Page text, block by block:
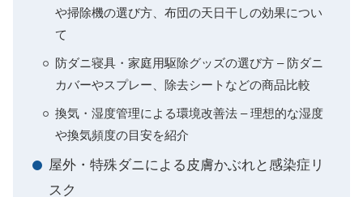
や掃除機の選び方、布団の天日干しの効果につい
て
防ダニ寝具・家庭用駆除グッズの選び方 – 防ダニ
カバーやスプレー、除去シートなどの商品比較
換気・湿度管理による環境改善法 – 理想的な湿度
や換気頻度の目安を紹介
屋外・特殊ダニによる皮膚かぶれと感染症リ
スク